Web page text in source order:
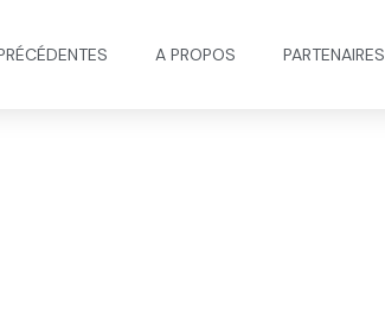
A PROPOS​ PARTENAIRES